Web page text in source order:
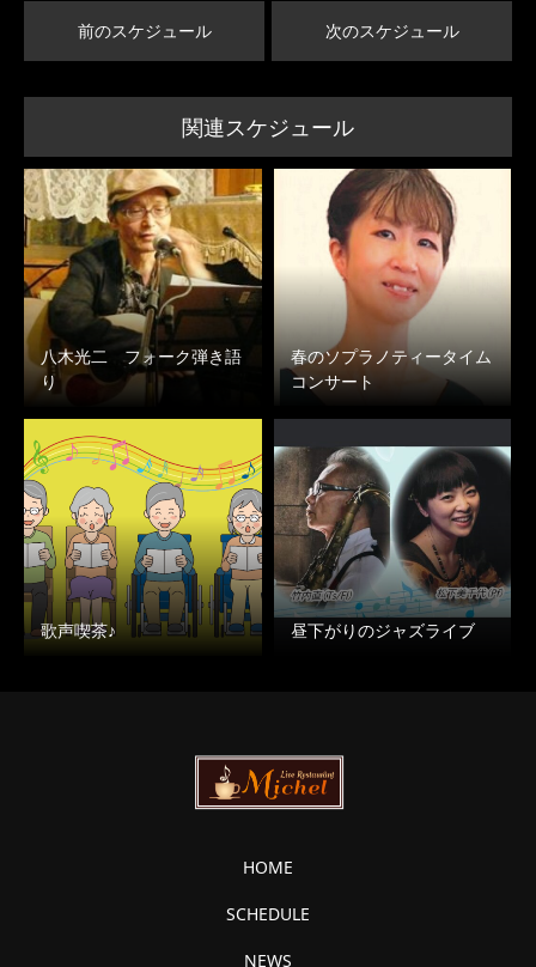
前のスケジュール 次のスケジュール
関連スケジュール
八木光二 フォーク弾き語
り
春のソプラノティータイム
コンサート
歌声喫茶♪ 昼下がりのジャズライブ
HOME
SCHEDULE
NEWS